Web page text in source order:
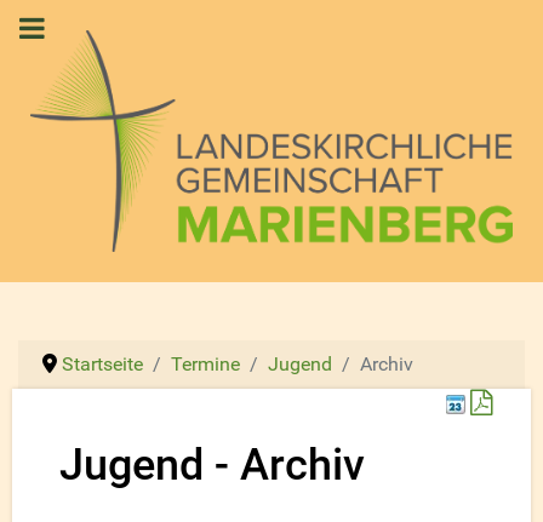
Startseite Termine Jugend
Archiv
Jugend - Archiv